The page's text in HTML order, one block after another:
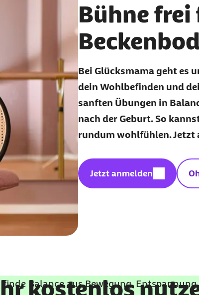
Bühne frei
Bei Glücksmama geht es
dein Wohlbefinden und
sanften Übungen in
nach der Geburt. So
rundum wohlfühlen. Jetzt
Geschützter Inhalt:
Jetzt anmelden
kostenlos
Balance aus Bewegung,